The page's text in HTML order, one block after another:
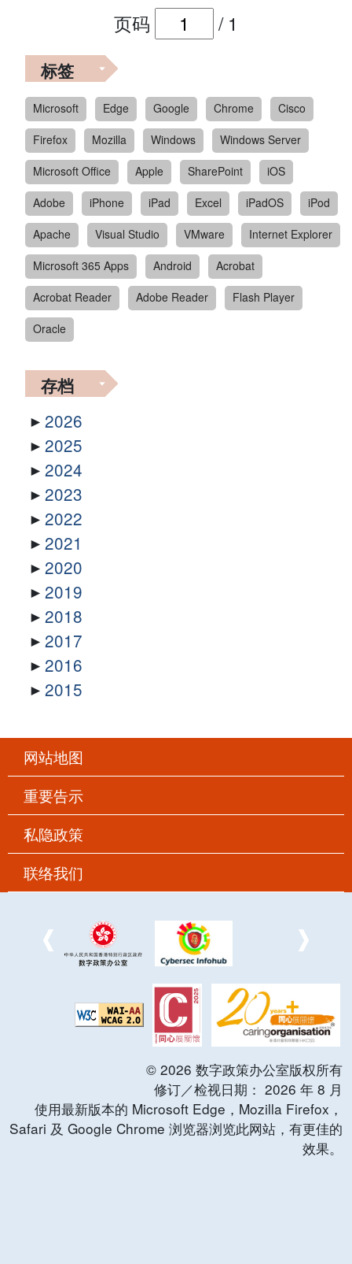
页码 / 1
标签
Microsoft Edge Google Chrome
Cisco
Firefox
Mozilla Windows
Windows Server
Microsoft Office
Apple SharePoint
iOS
Adobe
iPhone iPad Excel iPadOS
iPod
Apache
Visual Studio VMware
Internet Explorer
Microsoft 365 Apps
Android
Acrobat
Acrobat Reader
Adobe Reader
Flash Player
Oracle
存档
2026
2025
2024
2023
2022
2021
2020
2019
2018
2017
2016
2015
网站地图
重要告示
私隐政策
联络我们
© 2026 数字政策办公室版权所有
修订／检视日期： 2026 年 8 月
使用最新版本的 Microsoft Edge，Mozilla Firefox，
Safari 及 Google Chrome 浏览器浏览此网站，有更佳的
效果。